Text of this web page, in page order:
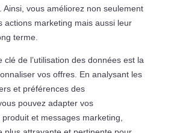
Ainsi, vous améliorez non seulement
actions marketing mais aussi leur
terme.
clé de l’utilisation des données est la
vos offres. En analysant les
et préférences des
pouvez adapter vos
et messages marketing,